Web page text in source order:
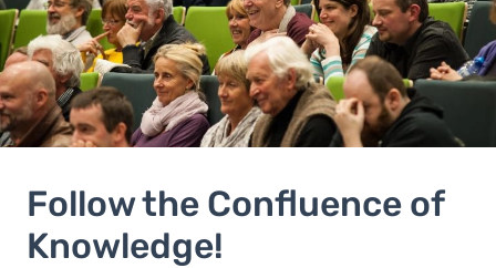
Follow the Confluence of
Knowledge!